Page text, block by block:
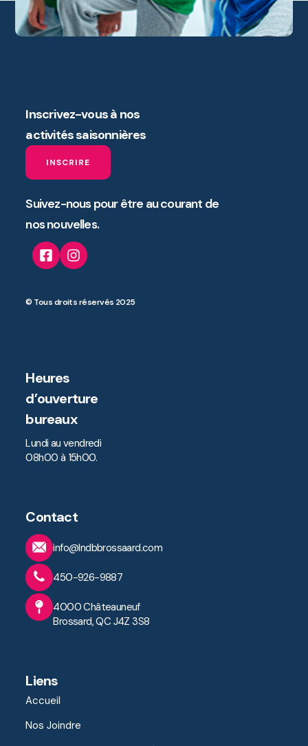
Inscrivez-vous à nos
activités saisonnières
INSCRIRE
Suivez-nous pour être au courant de
nos nouvelles.
© Tous droits réservés 2025
Heures
d’ouverture
bureaux
Lundi au vendredi
08h00 à 15h00.
Contact
info@lndbbrossaard.com
450-926-9887
4000 Châteauneuf
Brossard, QC J4Z 3S8
Liens
Accueil
Nos Joindre